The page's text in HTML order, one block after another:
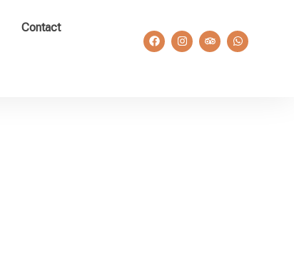
Contact